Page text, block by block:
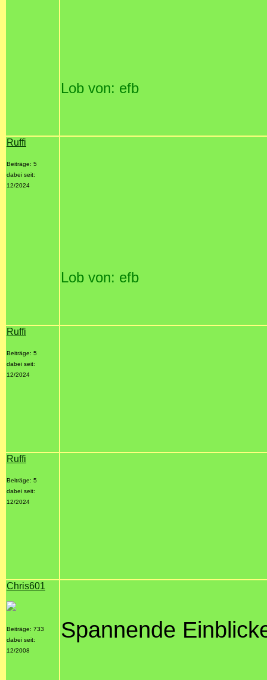
Lob von: efb
Ruffi
Beiträge: 5
dabei seit:
12/2024
Lob von: efb
Ruffi
Beiträge: 5
dabei seit:
12/2024
Ruffi
Beiträge: 5
dabei seit:
12/2024
Chris601
Beiträge: 733
dabei seit:
12/2008
Spannende